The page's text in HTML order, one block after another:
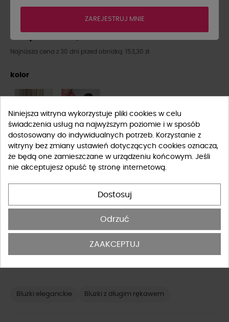
MILLA PUDROWY RÓŻ
153,30 zł
Najniższa cena z 30 dni przed obniżką: 153,30 zł
kolor
Rozmiar
DO KOSZYKA
Bluzki eleganckie Bluzki z długim rękawem
ZAREJESTRUJ MNIE
Niniejsza witryna wykorzystuje pliki cookies w celu
świadczenia usług na najwyższym poziomie i w sposób
dostosowany do indywidualnych potrzeb. Korzystanie z
witryny bez zmiany ustawień dotyczących cookies oznacza,
że będą one zamieszczane w urządzeniu końcowym. Jeśli
nie akceptujesz opuść tę stronę internetową.
Dostosuj
Odrzuć
ZAAKCEPTUJ